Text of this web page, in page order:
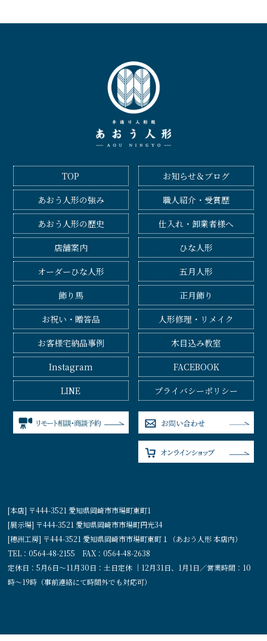
TOP
お知らせ＆ブログ
あおう人形の強み
職人紹介・受賞歴
あおう人形の歴史
仕入れ・卸業者様へ
店舗案内
ひな人形
オーダーひな人形
五月人形
飾り馬
正月飾り
お祝い・贈答品
人形修理・リメイク
お客様宅納品事例
木目込み教室
Instagram
FACEBOOK
LINE
プライバシーポリシー
[本店] 〒444-3521 愛知県岡崎市市場町東町1
[展示場] 〒444-3521 愛知県岡崎市市場町円光34
[穂洲工房] 〒444-3521 愛知県岡崎市市場町東町１（あおう人形 本店内）
TEL：0564-48-2155 FAX：0564-48-2638
定休日：5月6日〜11月30日：土日定休 ｜12月31日、1月1日／営業時間：10
時〜19時（事前連絡にて時間外でも対応可）